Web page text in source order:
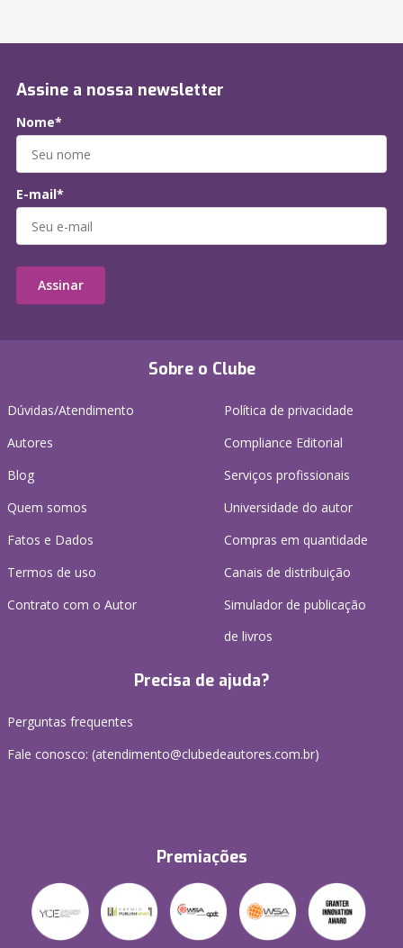
Sobre o Clube
Dúvidas/Atendimento
Autores
Blog
Quem somos
Fatos e Dados
Termos de uso
Contrato com o Autor
Política de privacidade
Compliance Editorial
Serviços profissionais
Universidade do autor
Compras em quantidade
Canais de distribuição
Simulador de publicação
de livros
Precisa de ajuda?
Perguntas frequentes
Fale conosco: (atendimento@clubedeautores.com.br)
Premiações
Assine a nossa newsletter
Nome*
E-mail*
Assinar